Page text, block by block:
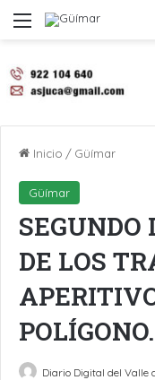
Menú
Inicio / Güímar
Güímar
SEGUNDO
DE LOS
POLÍGONO.
Diario Digital del Valle